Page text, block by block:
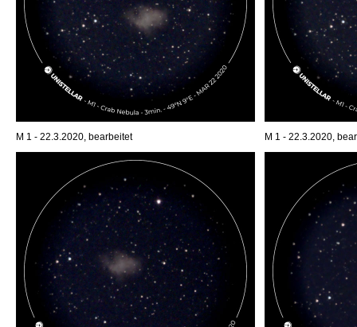
M 1 - 22.3.2020, bearbeitet M 1 - 22.3.2020,